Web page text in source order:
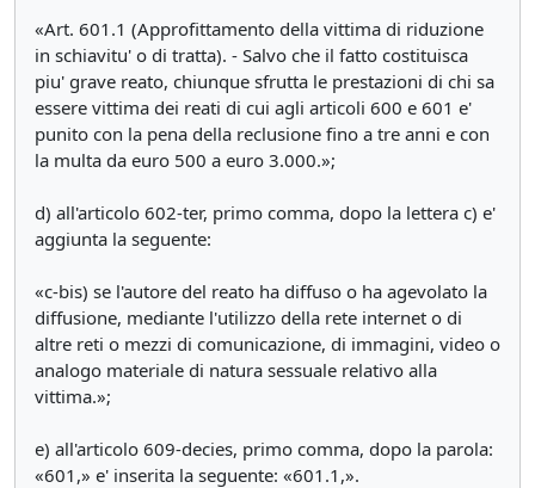
«Art. 601.1 (Approfittamento della vittima di riduzione
in schiavitu' o di tratta). - Salvo che il fatto costituisca
piu' grave reato, chiunque sfrutta le prestazioni di chi sa
essere vittima dei reati di cui agli articoli 600 e 601 e'
punito con la pena della reclusione fino a tre anni e con
la multa da euro 500 a euro 3.000.»;
d) all'articolo 602-ter, primo comma, dopo la lettera c) e'
aggiunta la seguente:
«c-bis) se l'autore del reato ha diffuso o ha agevolato la
diffusione, mediante l'utilizzo della rete internet o di
altre reti o mezzi di comunicazione, di immagini, video o
analogo materiale di natura sessuale relativo alla
vittima.»;
e) all'articolo 609-decies, primo comma, dopo la parola:
«601,» e' inserita la seguente: «601.1,».